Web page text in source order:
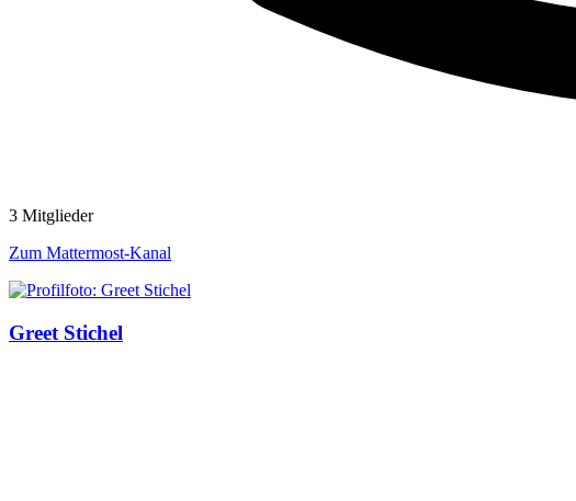
3 Mitglieder
Zum Mattermost-Kanal
Greet Stichel